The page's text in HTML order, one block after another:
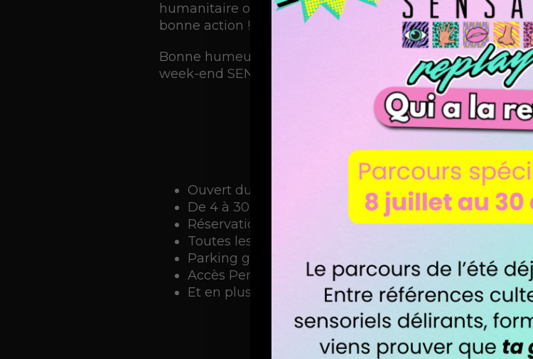
humanitaire oeuvrant pour le handicap. Parce qu’il n’y a
bonne action !
Bonne humeur et convivialité vous attendent chez
week-end SENSATIONNEL !
N’HÉSITEZ-PLUS ET
Ouvert du LUNDI au DIMANCHE de 10h à 00h sur
De 4 à 30 participants
Réservation sur notre site en seulement 2 min !
Toutes les précautions sanitaires sont respectées afin
Parking gratuit
Accès Personnes à Mobilité Réduite
Et en plus, l’équipe est sensationnelle !
JE RÉSERVE